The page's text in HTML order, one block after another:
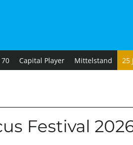
Capital Player Mittelstand 25
Festival